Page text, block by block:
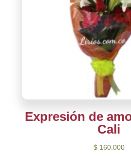
Expresión de
Cali
$160.000